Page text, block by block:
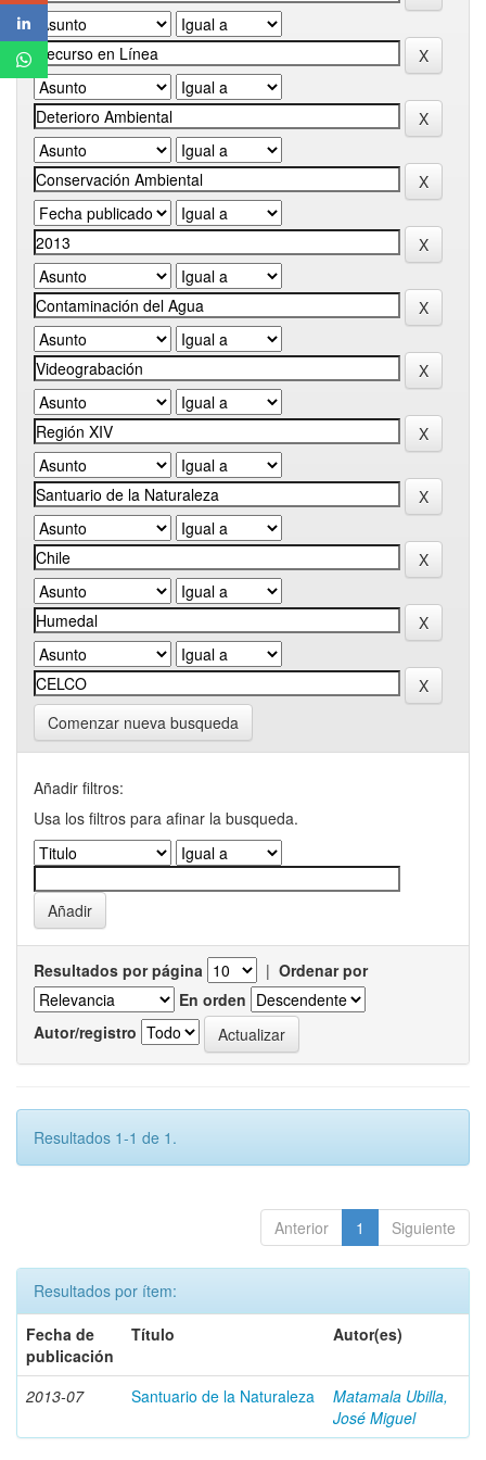
Comenzar nueva busqueda
Añadir filtros:
Usa los filtros para afinar la busqueda.
Resultados por página | Ordenar por
En orden
Autor/registro
Resultados 1-1 de 1.
Anterior 1 Siguiente
Resultados por ítem:
Fecha de
publicación
Título Autor(es)
2013-07 Santuario de la Naturaleza
Matamala Ubilla,
José Miguel